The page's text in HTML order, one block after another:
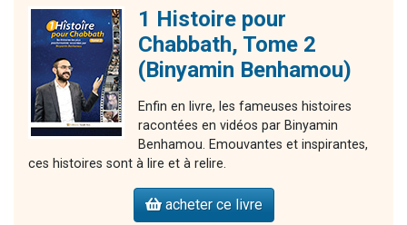
1 Histoire pour
Chabbath, Tome 2
(Binyamin Benhamou)
Enfin en livre, les fameuses histoires
racontées en vidéos par Binyamin
Benhamou. Emouvantes et inspirantes,
ces histoires sont à lire et à relire.
acheter ce livre